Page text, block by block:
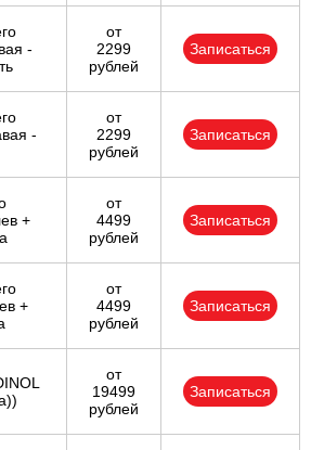
-
от
2299
рублей
Записаться
-
от
2299
рублей
Записаться
+
от
4499
рублей
Записаться
+
от
4499
рублей
Записаться
от
19499
рублей
Записаться